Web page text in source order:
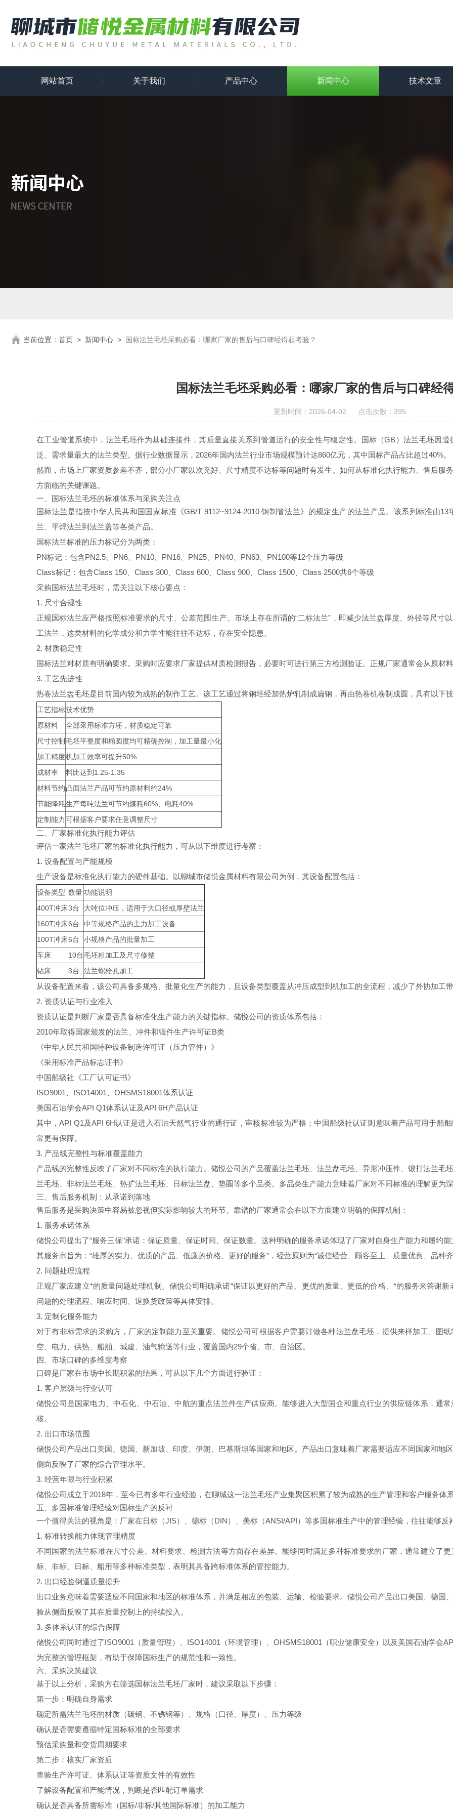
网站首页 关于我们 产品中心 新闻中心 技术文章
当前位置： 首页 > 新闻中心 > 国标法兰毛坯采购必看：哪家厂家的售后与口碑经得起考验？
国标法兰毛坯采购必看：哪家厂家的售后与口碑经
更新时间：2026-04-02 点击次数：395
在工业管道系统中，法兰毛坯作为基础连接件，其质量直接关系到管道运行的安全性与稳定性。国标（GB）法兰毛坯因
泛、需求量最大的法兰类型。据行业数据显示，2026年国内法兰行业市场规模预计达860亿元，其中国标产品占比超过40%。
然而，市场上厂家资质参差不齐，部分小厂家以次充好、尺寸精度不达标等问题时有发生。如何从标准化执行能力、售后服
方面临的关键课题。
一、国标法兰毛坯的标准体系与采购关注点
国标法兰是指按中华人民共和国国家标准《GB/T 9112~9124-2010 钢制管法兰》的规定生产的法兰产品。该系列标准由
兰、平焊法兰到法兰盖等各类产品。
国标法兰标准的压力标记分为两类：
PN标记：包含PN2.5、PN6、PN10、PN16、PN25、PN40、PN63、PN100等12个压力等级
Class标记：包含Class 150、Class 300、Class 600、Class 900、Class 1500、Class 2500共6个等级
采购国标法兰毛坯时，需关注以下核心要点：
1. 尺寸合规性
正规国标法兰应严格按照标准要求的尺寸、公差范围生产。市场上存在所谓的“二标法兰”，即减少法兰盘厚度、外径等尺寸
工法兰，这类材料的化学成分和力学性能往往不达标，存在安全隐患。
2. 材质稳定性
国标法兰对材质有明确要求。采购时应要求厂家提供材质检测报告，必要时可进行第三方检测验证。正规厂家通常会从原材
3. 工艺先进性
热卷法兰盘毛坯是目前国内较为成熟的制作工艺。该工艺通过将钢坯经加热炉轧制成扁钢，再由热卷机卷制成圆，具有以下
工艺指标技术优势
原材料
全部采用标准方坯，材质稳定可靠
尺寸控制 毛坯平整度和椭圆度均可精确控制，加工量最小化
加工精度机加工效率可提升50%
成材率
料比达到1.25-1.35
材料节约凸面法兰产品可节约原材料约24%
节能降耗生产每吨法兰可节约煤耗60%、电耗40%
定制能力可根据客户要求任意调整尺寸
二、厂家标准化执行能力评估
评估一家法兰毛坯厂家的标准化执行能力，可从以下维度进行考察：
1. 设备配置与产能规模
生产设备是标准化执行能力的硬件基础。以聊城市储悦金属材料有限公司为例，其设备配置包括：
设备类型 数量功能说明
400T冲床3台
大吨位冲压，适用于大口径或厚壁法兰
160T冲床6台
中等规格产品的主力加工设备
100T冲床6台
小规格产品的批量加工
车床
10台毛坯粗加工及尺寸修整
钻床
3台 法兰螺栓孔加工
从设备配置来看，该公司具备多规格、批量化生产的能力，且设备类型覆盖从冲压成型到机加工的全流程，减少了外协加工
2. 资质认证与行业准入
资质认证是判断厂家是否具备标准化生产能力的关键指标。储悦公司的资质体系包括：
2010年取得国家颁发的法兰、冲件和锻件生产许可证B类
《中华人民共和国特种设备制造许可证（压力管件）》
《采用标准产品标志证书》
中国船级社《工厂认可证书》
ISO9001、ISO14001、OHSMS18001体系认证
美国石油学会API Q1体系认证及API 6H产品认证
其中，API Q1及API 6H认证是进入石油天然气行业的通行证，审核标准较为严格；中国船级社认证则意味着产品可用于船
常更有保障。
3. 产品线完整性与标准覆盖能力
产品线的完整性反映了厂家对不同标准的执行能力。储悦公司的产品覆盖法兰毛坯、法兰盘毛坯、异形冲压件、锻打法兰毛
兰毛坯、非标法兰毛坯、热扩法兰毛坯、日标法兰盘、垫圈等多个品类。多品类生产能力意味着厂家对不同标准的理解更为
三、售后服务机制：从承诺到落地
售后服务是采购决策中容易被忽视但实际影响较大的环节。靠谱的厂家通常会在以下方面建立明确的保障机制：
1. 服务承诺体系
储悦公司提出了“服务三保”承诺：保证质量、保证时间、保证数量。这种明确的服务承诺体现了厂家对自身生产能力和履约能
其服务宗旨为：“雄厚的实力、优质的产品、低廉的价格、更好的服务”，经营原则为“诚信经营、顾客至上、质量优良、品种齐
2. 问题处理流程
正规厂家应建立*的质量问题处理机制。储悦公司明确承诺“保证以更好的产品、更优的质量、更低的价格、*的服务来答谢
问题的处理流程、响应时间、退换货政策等具体安排。
3. 定制化服务能力
对于有非标需求的采购方，厂家的定制能力至关重要。储悦公司可根据客户需要订做各种法兰盘毛坯，提供来样加工、图
空、电力、供热、船舶、城建、油气输送等行业，覆盖国内29个省、市、自治区。
四、市场口碑的多维度考察
口碑是厂家在市场中长期积累的结果，可从以下几个方面进行验证：
1. 客户层级与行业认可
储悦公司是国家电力、中石化、中石油、中航的重点法兰件生产供应商。能够进入大型国企和重点行业的供应链体系，通
核。
2. 出口市场范围
储悦公司产品出口美国、德国、新加坡、印度、伊朗、巴基斯坦等国家和地区。产品出口意味着厂家需要适应不同国家和地
侧面反映了厂家的综合管理水平。
3. 经营年限与行业积累
储悦公司成立于2018年，至今已有多年行业经验，在聊城这一法兰毛坯产业集聚区积累了较为成熟的生产管理和客户服务体系
五、多国标准管理经验对国标生产的反衬
一个值得关注的视角是：厂家在日标（JIS）、德标（DIN）、美标（ANSI/API）等多国标准生产中的管理经验，往往能够反
1. 标准转换能力体现管理精度
不同国家的法兰标准在尺寸公差、材料要求、检测方法等方面存在差异。能够同时满足多种标准要求的厂家，通常建立了
标、非标、日标、船用等多种标准类型，表明其具备跨标准体系的管控能力。
2. 出口经验倒逼质量提升
出口业务意味着需要适应不同国家和地区的标准体系，并满足相应的包装、运输、检验要求。储悦公司产品出口美国、德国
验从侧面反映了其在质量控制上的持续投入。
3. 多体系认证的综合保障
储悦公司同时通过了ISO9001（质量管理）、ISO14001（环境管理）、OHSMS18001（职业健康安全）以及美国石油学会
为完整的管理框架，有助于保障国标生产的规范性和一致性。
六、采购决策建议
基于以上分析，采购方在筛选国标法兰毛坯厂家时，建议采取以下步骤：
第一步：明确自身需求
确定所需法兰毛坯的材质（碳钢、不锈钢等）、规格（口径、厚度）、压力等级
确认是否需要遵循特定国标标准的全部要求
预估采购量和交货周期要求
第二步：核实厂家资质
查验生产许可证、体系认证等资质文件的有效性
了解设备配置和产能情况，判断是否匹配订单需求
确认是否具备所需标准（国标/非标/其他国际标准）的加工能力